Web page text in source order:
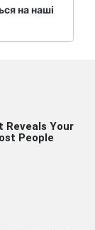
на наші